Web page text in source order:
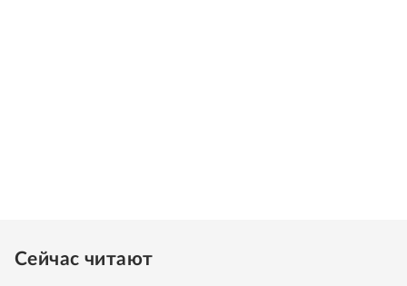
Сейчас читают